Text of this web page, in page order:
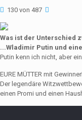
130 von 487
Was ist der Unterschied
...Wladimir Putin und
Putin kenn ich nicht, aber
EURE MÜTTER mit
Der legendäre
einen Promi und einen